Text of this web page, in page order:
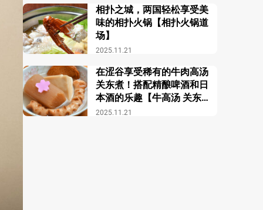
2025.11.21
相扑之城，两国轻松享受美
味的相扑火锅【相扑火锅道
场】
2025.11.21
在涩谷享受稀有的牛肉高汤
关东煮！搭配精酿啤酒和日
本酒的乐趣【牛高汤 关东煮
酒馆 COZAKURA】